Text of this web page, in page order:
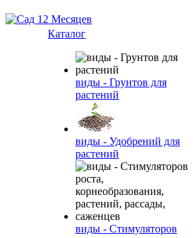
Каталог
виды - Грунтов для
растений
виды - Удобрений для
растений
виды - Стимуляторов